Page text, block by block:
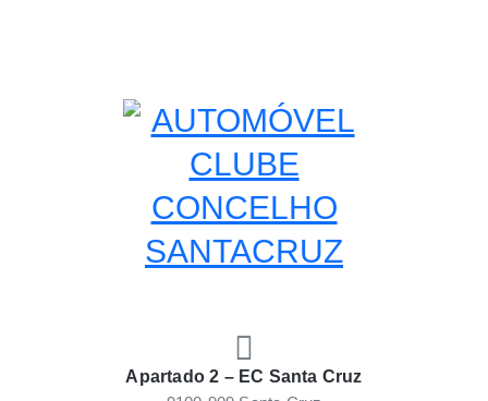
CONCELHO SANTACRUZ
Apartado 2 – EC Santa Cruz